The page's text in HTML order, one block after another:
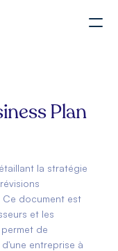
mon projet
Plan
la stratégie
document est
et les
de
entreprise à